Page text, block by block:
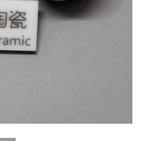
Свяжитесь с нами